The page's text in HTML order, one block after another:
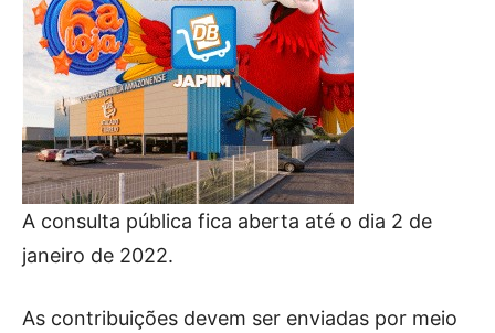
A consulta pública fica aberta até o dia 2 de
janeiro de 2022.
As contribuições devem ser enviadas por meio